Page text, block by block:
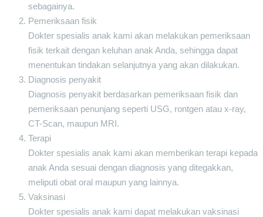
sebagainya.
Pemeriksaan fisik
Dokter spesialis anak kami akan melakukan pemeriksaan
fisik terkait dengan keluhan anak Anda, sehingga dapat
menentukan tindakan selanjutnya yang akan dilakukan.
Diagnosis penyakit
Diagnosis penyakit berdasarkan pemeriksaan fisik dan
pemeriksaan penunjang seperti USG, rontgen atau x-ray,
CT-Scan, maupun MRI.
Terapi
Dokter spesialis anak kami akan memberikan terapi kepada
anak Anda sesuai dengan diagnosis yang ditegakkan,
meliputi obat oral maupun yang lainnya.
Vaksinasi
Dokter spesialis anak kami dapat melakukan vaksinasi